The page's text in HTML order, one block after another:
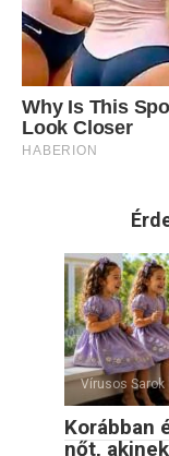
Vírusos Sarok
Korábban
nőt,